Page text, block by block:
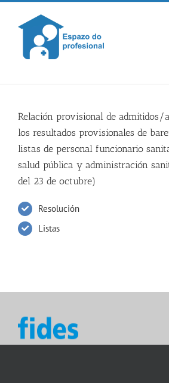
Skip
content
Relación provisional de
los resultados provisionales de
listas de personal funcionario
salud pública y administración
del 23 de octubre)
Resolución
Listas